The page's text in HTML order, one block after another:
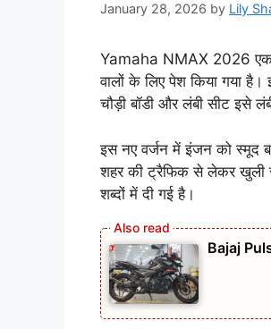
January 28, 2026 by Lily
Yamaha NMAX 2026 एक
वालों के लिए पेश किया गया
चौड़ी बॉडी और लंबी सीट इसे
इस नए वर्जन में इंजन को स्मूद
शहर की ट्रैफिक से लेकर खुली
शब्दों में दी गई है।
Bajaj